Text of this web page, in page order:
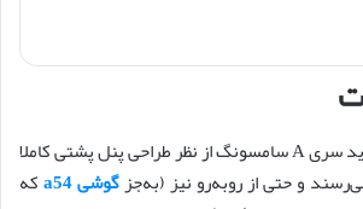
تمام مدل‌های نسل جدید سری A سامسونگ از نظر طراحی پنل پشتی کاملا
و حتی از روبه‌رو نیز (به‌جزگوشی a54
که